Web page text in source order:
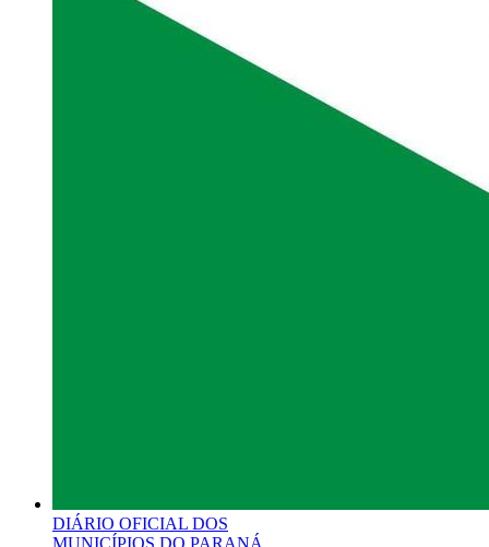
DIÁRIO OFICIAL DOS
MUNICÍPIOS DO PARANÁ